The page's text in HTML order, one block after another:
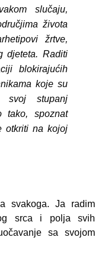
slučaju,
života
žrtve,
djeteta. Raditi
blokirajućih
koje su
svoj stupanj
tako, spoznat
otkriti na kojoj
svakoga. Ja radim
srca i polja svih
sa svojom